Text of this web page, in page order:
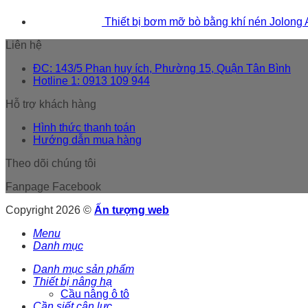
Thiết bị bơm mỡ bò bằng khí nén Jolong
Liên hệ
ĐC: 143/5 Phan huy ích, Phường 15, Quận Tân Bình
Hotline 1: 0913 109 944
Hỗ trợ khách hàng
Hình thức thanh toán
Hướng dẫn mua hàng
Theo dõi chúng tôi
Fanpage Facebook
Copyright 2026 © Ấn tượng web
Menu
Danh mục
Danh mục sản phẩm
Thiết bị nâng hạ
Cầu nâng ô tô